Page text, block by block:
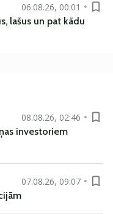
06.08.26, 00:01
lašus un pat kādu
08.08.26, 02:46
investoriem
07.08.26, 09:07